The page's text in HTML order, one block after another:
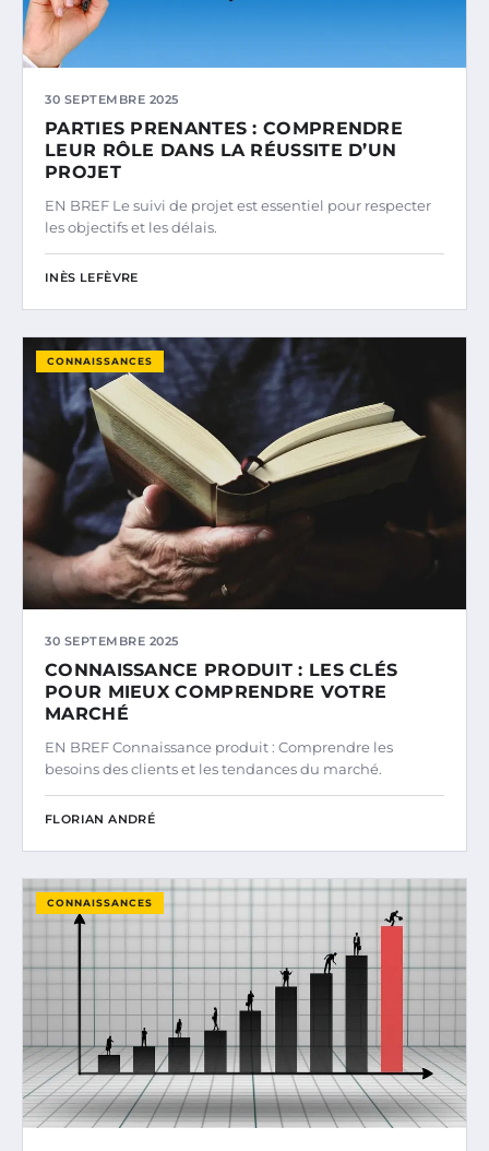
30 SEPTEMBRE 2025
PARTIES PRENANTES : COMPRENDRE
LEUR RÔLE DANS LA RÉUSSITE D’UN
PROJET
EN BREF Le suivi de projet est essentiel pour respecter
les objectifs et les délais.
INÈS LEFÈVRE
CONNAISSANCES
30 SEPTEMBRE 2025
CONNAISSANCE PRODUIT : LES CLÉS
POUR MIEUX COMPRENDRE VOTRE
MARCHÉ
EN BREF Connaissance produit : Comprendre les
besoins des clients et les tendances du marché.
FLORIAN ANDRÉ
CONNAISSANCES